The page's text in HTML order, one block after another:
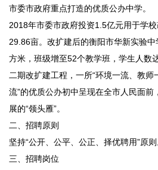
市委市政府重点打造的优质公办中学。
2018年市委市政府投资1.5亿元用于学
29.86亩。改扩建后的衡阳市华新实验
方米，班级增至52个教学班，学生人数
二期改扩建工程，一所“环境一流、教
流”的优质公办初中呈现在全市人民面
展的“领头雁”。
二、招聘原则
坚持“公开、公平、公正、择优聘用”原则
三、招聘岗位